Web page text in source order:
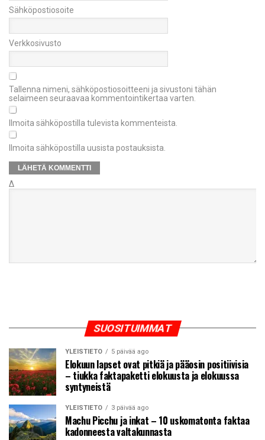
Sähköpostiosoite
Verkkosivusto
Tallenna nimeni, sähköpostiosoitteeni ja sivustoni tähän
selaimeen seuraavaa kommentointikertaa varten.
Ilmoita sähköpostilla tulevista kommenteista.
Ilmoita sähköpostilla uusista postauksista.
Δ
SUOSITUIMMAT
YLEISTIETO 5 päivää ago
Elokuun lapset ovat pitkiä ja pääosin positiivisia
– tiukka faktapaketti elokuusta ja elokuussa
syntyneistä
YLEISTIETO 3 päivää ago
Machu Picchu ja inkat – 10 uskomatonta faktaa
kadonneesta valtakunnasta